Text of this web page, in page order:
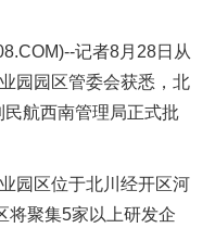
记者8月28日从
园园区管委会获悉，北
航西南管理局正式批
园区位于北川经开区河
将聚集5家以上研发企